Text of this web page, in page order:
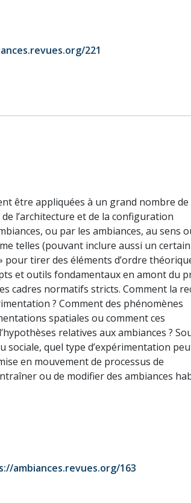
221
être appliquées à un grand nombre de
l’architecture et de la configuration
ou par les ambiances, au sens
telles (pouvant inclure aussi un
pour tirer des éléments d’ordre
et outils fondamentaux en amont du
cadres normatifs stricts. Comment la
? Comment des phénomènes
spatiales ou comment ces
relatives aux ambiances ?
sociale, quel type d’expérimentation
en mouvement de processus de
ou de modifier des ambiances
ambiances.revues.org/163